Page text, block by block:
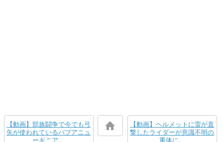
【動画】部族闘争で今でも弓
矢が使われているパプアニュ
ーギニア。
【動画】ヘルメットに雷が直
撃したライダーが意識不明の
重体に。